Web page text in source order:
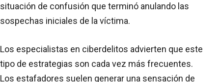
situación de confusión que terminó anulando las
sospechas iniciales de la víctima.
Los especialistas en ciberdelitos advierten que este
tipo de estrategias son cada vez más frecuentes.
Los estafadores suelen generar una sensación de